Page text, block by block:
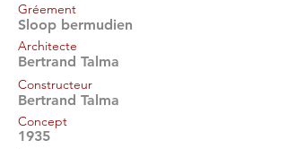
Gréement
Sloop bermudien
Architecte
Bertrand Talma
Constructeur
Bertrand Talma
Concept
1935